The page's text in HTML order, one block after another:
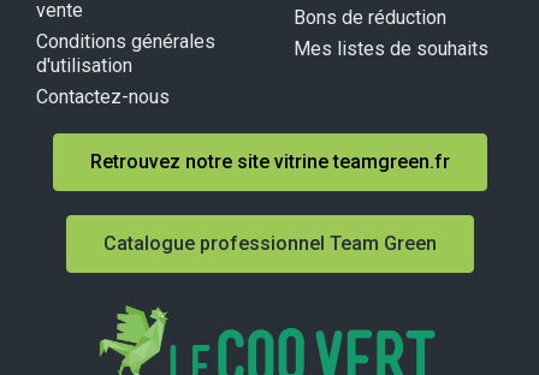
vente
Conditions générales
d'utilisation
Contactez-nous
Bons de réduction
Mes listes de souhaits
Retrouvez notre site vitrine teamgreen.fr
Catalogue professionnel Team Green